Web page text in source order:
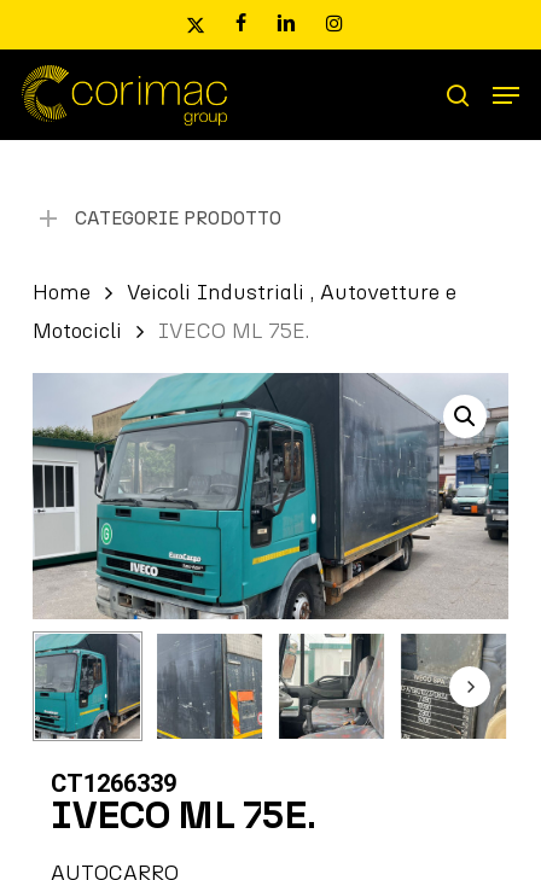
main
content
x-
facebooklinkedininstagram
Ricerca
prodotti
search
CATEGORIE PRODOTTO
Home
Veicoli Industriali , Autovetture e
Motocicli
IVECO ML 75E.
CT1266339
IVECO ML 75E.
AUTOCARRO